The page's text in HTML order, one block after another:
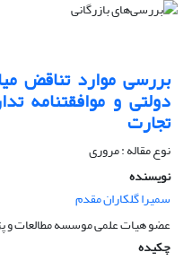
بررسی موارد تناقض
دولتی و موافقتنامه
تجارت
نوع مقاله : مروری
نویسنده
سمیرا گلکاران مقدم
عضو هیات علمی موسسه مطالعات و
چکیده